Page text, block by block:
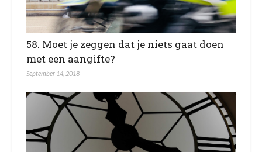
58. Moet je zeggen dat je niets gaat doen
met een aangifte?
September 14, 2018